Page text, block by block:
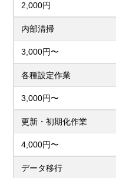
2,000円
内部清掃
3,000円〜
各種設定作業
3,000円〜
更新・初期化作業
4,000円〜
データ移行